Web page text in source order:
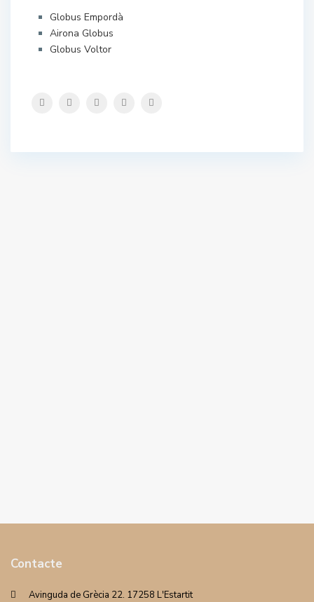
Globus Empordà
Airona Globus
Globus Voltor
Contacte
Avinguda de Grècia 22. 17258 L'Estartit